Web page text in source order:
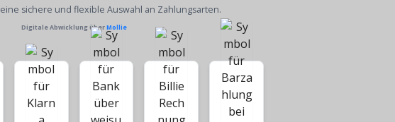
sichere und flexible Auswahl an Zahlungsarten.
Digitale Abwicklung überMollie